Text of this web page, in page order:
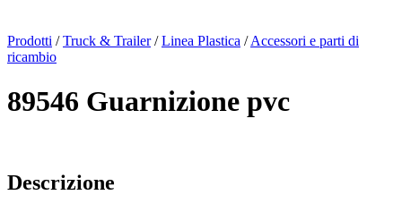
Prodotti /Truck & Trailer/Linea Plastica /Accessori e parti di
ricambio
89546 Guarnizione pvc
Descrizione